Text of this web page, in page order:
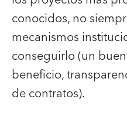
conocidos, no
mecanismos
conseguirlo (un
beneficio,
de contratos).